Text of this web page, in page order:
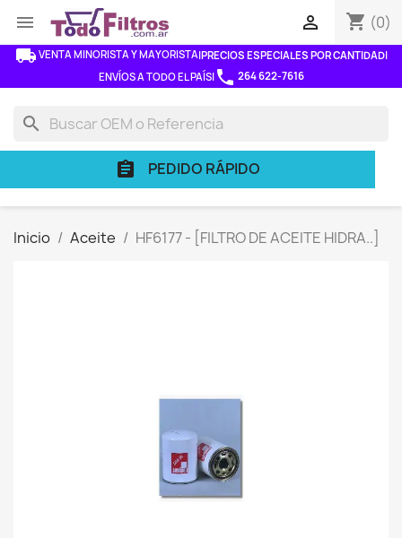
 shopping_cart (0)

local_shipping VENTA MINORISTA Y MAYORISTA|PRECIOS ESPECIALES POR CANTIDAD|
ENVÍOS A TODO EL PAÍS|phone 264 622-7616
search
assignment PEDIDO RÁPIDO
Inicio Aceite HF6177 - [FILTRO DE ACEITE HIDRA..]